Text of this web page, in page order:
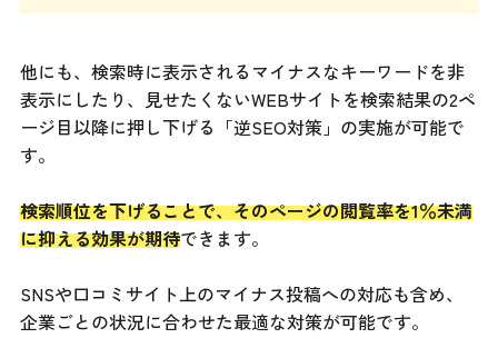
他にも、検索時に表示されるマイナスなキーワードを非
表示にしたり、見せたくないWEBサイトを検索結果の2ペ
ージ目以降に押し下げる「逆SEO対策」の実施が可能で
す。
検索順位を下げることで、そのページの閲覧率を1％未満
に抑える効果が期待できます。
SNSや口コミサイト上のマイナス投稿への対応も含め、
企業ごとの状況に合わせた最適な対策が可能です。